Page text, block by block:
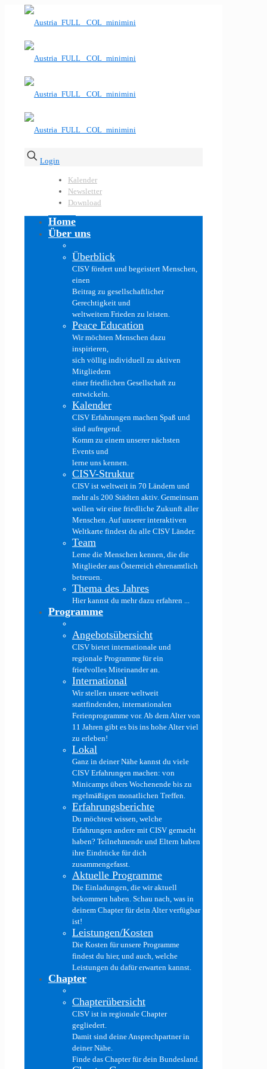
Login
Kalender
Newsletter
Download
Home
Über uns
Überblick
CISV fördert und begeistert Menschen,
einen
Beitrag zu gesellschaftlicher
Gerechtigkeit und
weltweitem Frieden zu leisten.
Peace Education
Wir möchten Menschen dazu
inspirieren,
sich völlig individuell zu aktiven
Mitgliedern
einer friedlichen Gesellschaft zu
entwickeln.
Kalender
CISV Erfahrungen machen Spaß und
sind aufregend.
Komm zu einem unserer nächsten
Events und
lerne uns kennen.
CISV-Struktur
CISV ist weltweit in 70 Ländern und
mehr als 200 Städten aktiv. Gemeinsam
wollen wir eine friedliche Zukunft aller
Menschen. Auf unserer interaktiven
Weltkarte findest du alle CISV Länder.
Team
Lerne die Menschen kennen, die die
Mitglieder aus Österreich ehrenamtlich
betreuen.
Thema des Jahres
Hier kannst du mehr dazu erfahren ...
Programme
Angebotsübersicht
CISV bietet internationale und
regionale Programme für ein
friedvolles Miteinander an.
International
Wir stellen unsere weltweit
stattfindenden, internationalen
Ferienprogramme vor. Ab dem Alter von
11 Jahren gibt es bis ins hohe Alter viel
zu erleben!
Lokal
Ganz in deiner Nähe kannst du viele
CISV Erfahrungen machen: von
Minicamps übers Wochenende bis zu
regelmäßigen monatlichen Treffen.
Erfahrungsberichte
Du möchtest wissen, welche
Erfahrungen andere mit CISV gemacht
haben? Teilnehmende und Eltern haben
ihre Eindrücke für dich
zusammengefasst.
Aktuelle Programme
Die Einladungen, die wir aktuell
bekommen haben. Schau nach, was in
deinem Chapter für dein Alter verfügbar
ist!
Leistungen/Kosten
Die Kosten für unsere Programme
findest du hier, und auch, welche
Leistungen du dafür erwarten kannst.
Chapter
Chapterübersicht
CISV ist in regionale Chapter
gegliedert.
Damit sind deine Ansprechpartner in
deiner Nähe.
Finde das Chapter für dein Bundesland.